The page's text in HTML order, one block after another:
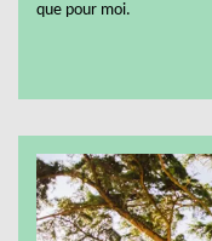
que pour moi.